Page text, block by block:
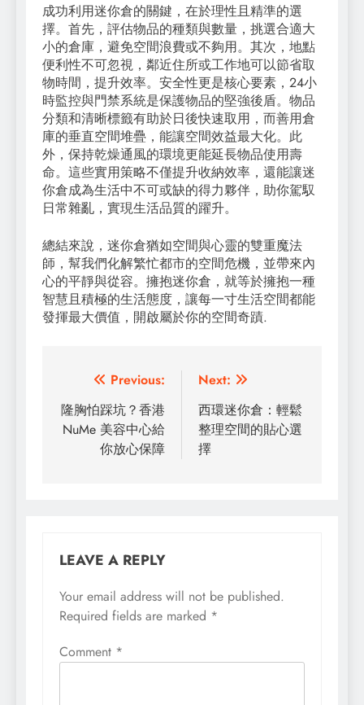
成功利用迷你倉的關鍵，在於理性且精準的選
擇。首先，評估物品的種類與數量，挑選合適大
小的倉庫，避免空間浪費或不夠用。其次，地點
便利性不可忽視，鄰近住所或工作地可以節省取
物時間，提升效率。安全性更是核心要素，24小
時監控與門禁系統是保護物品的堅強後盾。物品
分類和清晰標籤有助於日後快速取用，而善用倉
庫的垂直空間堆疊，能讓空間效益最大化。此
外，保持乾燥通風的環境更能延長物品使用壽
命。這些實用策略不僅提升收納效率，還能讓迷
你倉成為生活中不可或缺的得力夥伴，助你駕馭
日常雜亂，實現生活品質的躍升。
總結來說，迷你倉猶如空間與心靈的雙重魔法
師，幫我們化解繁忙都市的空間危機，並帶來內
心的平靜與從容。擁抱迷你倉，就等於擁抱一種
智慧且積極的生活態度，讓每一寸生活空間都能
發揮最大價值，開啟屬於你的空間奇蹟.
Post
navigation
Previous:
隆胸怕踩坑？香港
NuMe 美容中心給
你放心保障​
Next:
西環迷你倉：輕鬆
整理空間的貼心選
擇
LEAVE A REPLY
Your email address will not be published.
Required fields are marked *
Comment *